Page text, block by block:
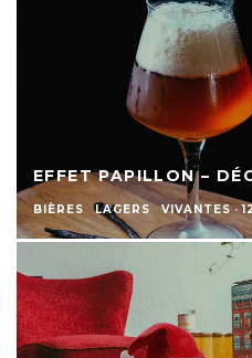
EFFET PAPILLON –
BIÈRES LAGERS VIVANTES ·